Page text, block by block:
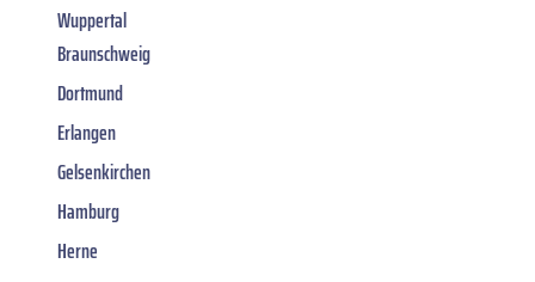
Wuppertal
Braunschweig
Dortmund
Erlangen
Gelsenkirchen
Hamburg
Herne